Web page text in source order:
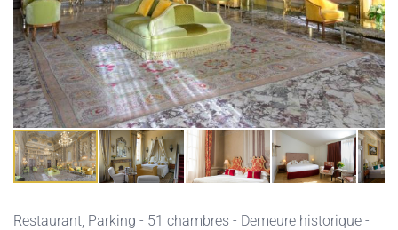
Restaurant, Parking - 51 chambres - Demeure historique -